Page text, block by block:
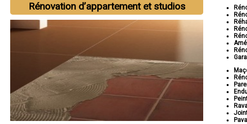
Rénovation d’appartement et studios